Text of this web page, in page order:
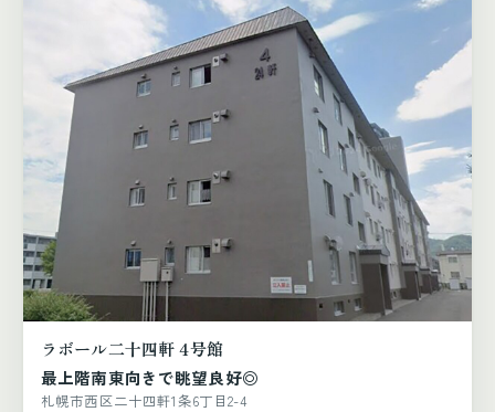
ラボール二十四軒 4号館
最上階南東向きで眺望良好◎
札幌市西区二十四軒1条6丁目2-4